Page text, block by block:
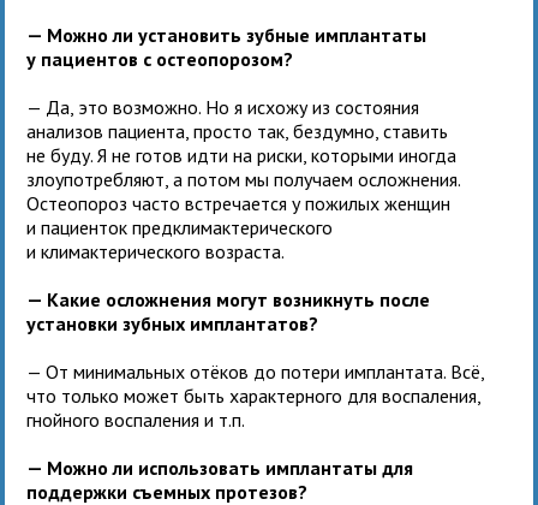
— Можно ли установить зубные имплантаты
у пациентов с остеопорозом?
— Да, это возможно. Но я исхожу из состояния
анализов пациента, просто так, бездумно, ставить
не буду. Я не готов идти на риски, которыми иногда
злоупотребляют, а потом мы получаем осложнения.
Остеопороз часто встречается у пожилых женщин
и пациенток предклимактерического
и климактерического возраста.
— Какие осложнения могут возникнуть после
установки зубных имплантатов?
— От минимальных отёков до потери имплантата. Всё,
что только может быть характерного для воспаления,
гнойного воспаления и т.п.
— Можно ли использовать имплантаты для
поддержки съемных протезов?